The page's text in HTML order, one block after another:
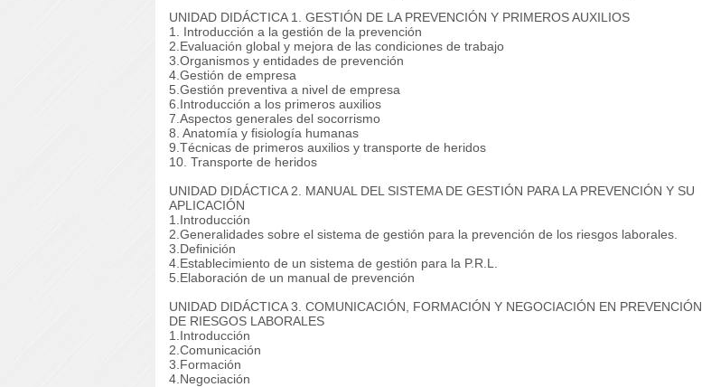
UNIDAD DIDÁCTICA 1. GESTIÓN DE LA PREVENCIÓN Y PRIMEROS AUXILIOS
1. Introducción a la gestión de la prevención
2.Evaluación global y mejora de las condiciones de trabajo
3.Organismos y entidades de prevención
4.Gestión de empresa
5.Gestión preventiva a nivel de empresa
6.Introducción a los primeros auxilios
7.Aspectos generales del socorrismo
8. Anatomía y fisiología humanas
9.Técnicas de primeros auxilios y transporte de heridos
10. Transporte de heridos
UNIDAD DIDÁCTICA 2. MANUAL DEL SISTEMA DE GESTIÓN PARA LA PREVENCIÓN Y SU
APLICACIÓN
1.Introducción
2.Generalidades sobre el sistema de gestión para la prevención de los riesgos laborales.
3.Definición
4.Establecimiento de un sistema de gestión para la P.R.L.
5.Elaboración de un manual de prevención
UNIDAD DIDÁCTICA 3. COMUNICACIÓN, FORMACIÓN Y NEGOCIACIÓN EN PREVENCIÓN
DE RIESGOS LABORALES
1.Introducción
2.Comunicación
3.Formación
4.Negociación